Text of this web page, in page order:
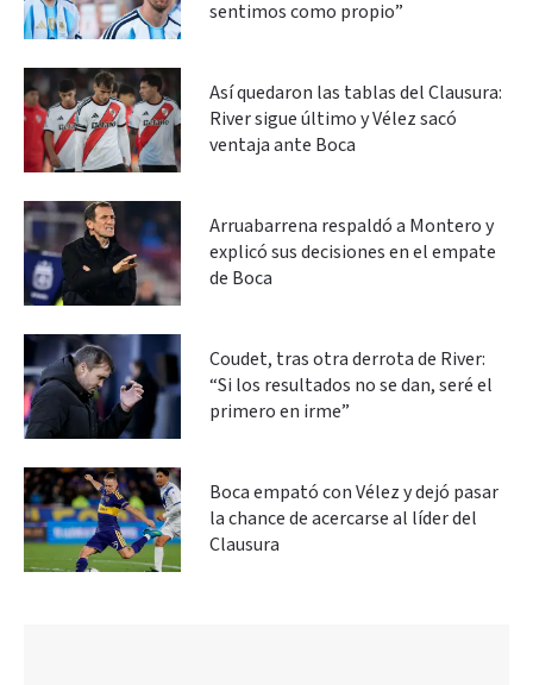
sentimos como propio”
Así quedaron las tablas del Clausura:
River sigue último y Vélez sacó
ventaja ante Boca
Arruabarrena respaldó a Montero y
explicó sus decisiones en el empate
de Boca
Coudet, tras otra derrota de River:
“Si los resultados no se dan, seré el
primero en irme”
Boca empató con Vélez y dejó pasar
la chance de acercarse al líder del
Clausura